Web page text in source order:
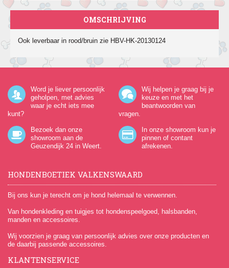
OMSCHRIJVING
Ook leverbaar in rood/bruin zie HBV-HK-20130124
Word je liever persoonlijk
geholpen, met advies
waar je echt iets mee
kunt?
Wij helpen je graag bij je
keuze en met het
beantwoorden van
vragen.
Bezoek dan onze
showroom aan de
Geuzendijk 24 in Weert.
In onze showroom kun je
pinnen of contant
afrekenen.
HONDENBOETIEK VALKENSWAARD
Bij ons kun je terecht om je hond helemaal te verwennen.
Van hondenkleding en tuigjes tot hondenspeelgoed, halsbanden,
manden en accessoires.
Wij voorzien je graag van persoonlijk advies over onze producten en
de daarbij passende accessoires.
KLANTENSERVICE